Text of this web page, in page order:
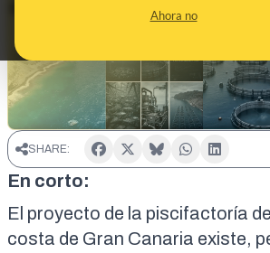
Ahora no
SHARE:
En corto:
El proyecto de la piscifactoría
costa de Gran Canaria existe,